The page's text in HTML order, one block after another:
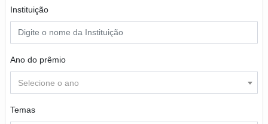
Instituição
Ano do prêmio
Selecione o ano
Temas